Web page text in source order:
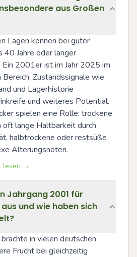
aus Großen
Lagen können bei guter
40 Jahre oder länger
2001er ist im Jahr 2025 im
Zustandssignale wie
und Lagerhistorie
und weiteres Potential.
spielen eine Rolle: trockene
oft lange Haltbarkeit durch
halbtrockene oder restsüße
Alterungsnoten.
lesen →
Jahrgang 2001 für
und wie haben sich
in vielen deutschen
Frucht bei gleichzeitig